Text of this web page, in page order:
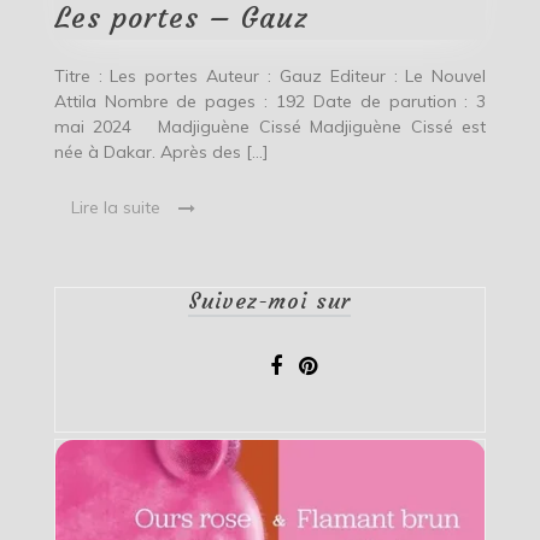
Les portes – Gauz
Titre : Les portes Auteur : Gauz Editeur : Le Nouvel
Attila Nombre de pages : 192 Date de parution : 3
mai 2024 Madjiguène Cissé Madjiguène Cissé est
née à Dakar. Après des […]
Lire la suite
Suivez-moi sur